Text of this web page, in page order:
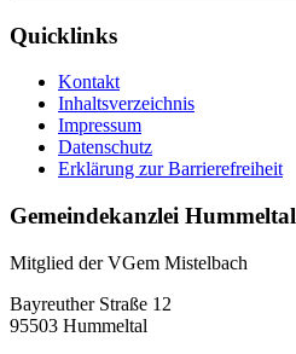
Quicklinks
Kontakt
Inhaltsverzeichnis
Impressum
Datenschutz
Erklärung zur Barrierefreiheit
Gemeindekanzlei Hummeltal
Mitglied der VGem Mistelbach
Bayreuther Straße 12
95503 Hummeltal